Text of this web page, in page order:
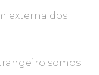
externa dos
somos